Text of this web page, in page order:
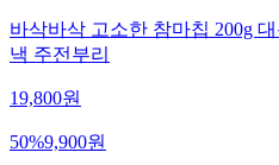
바삭바삭 고소한 참마칩 200g
낵 주전부리
19,800원
50%9,900원